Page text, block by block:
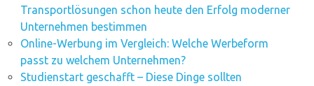
Transportlösungen schon heute den Erfolg moderner
Unternehmen bestimmen
Online-Werbung im Vergleich: Welche Werbeform
passt zu welchem Unternehmen?
Studienstart geschafft – Diese Dinge sollten